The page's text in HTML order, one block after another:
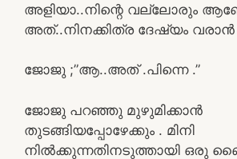
അളിയാ..നിന്റെ വല്ലോരും
അത്..നിനക്കിത്ര ദേഷ്യം വരാൻ
ജോജു ;”ആ..അത് .പിന്നെ .”
ജോജു പറഞ്ഞു മുഴുമിക്കാൻ
തുടങ്ങിയപ്പോഴേക്കും . മിനി
നിൽക്കുന്നതിനടുത്തായി ഒരു